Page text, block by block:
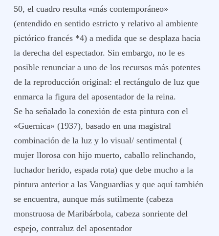
50, el cuadro resulta «más contemporáneo»
(entendido en sentido estricto y relativo al ambiente
pictórico francés *4) a medida que se desplaza hacia
la derecha del espectador. Sin embargo, no le es
posible renunciar a uno de los recursos más potentes
de la reproducción original: el rectángulo de luz que
enmarca la figura del aposentador de la reina.
Se ha señalado la conexión de esta pintura con el
«Guernica» (1937), basado en una magistral
combinación de la luz y lo visual/ sentimental (
mujer llorosa con hijo muerto, caballo relinchando,
luchador herido, espada rota) que debe mucho a la
pintura anterior a las Vanguardias y que aquí también
se encuentra, aunque más sutilmente (cabeza
monstruosa de Maribárbola, cabeza sonriente del
espejo, contraluz del aposentador